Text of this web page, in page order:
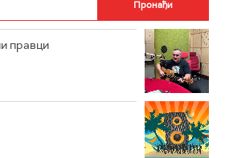
РАДИО ЏЕЗЕР
правци